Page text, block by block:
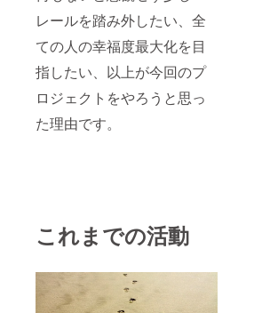
レールを踏み外したい、全
ての人の幸福度最大化を目
指したい、以上が今回のプ
ロジェクトをやろうと思っ
た理由です。
これまでの活動